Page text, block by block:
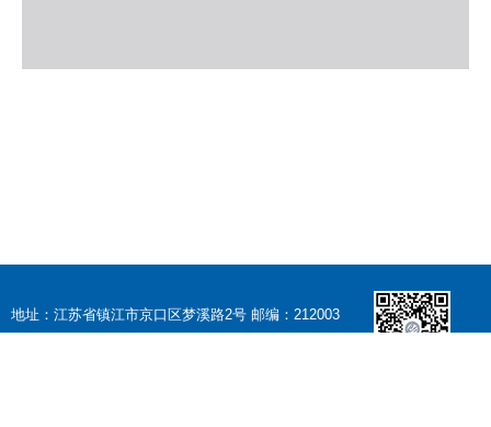
地址：江苏省镇江市京口区梦溪路2号 邮编：212003